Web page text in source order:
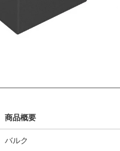
商品概要
バルク